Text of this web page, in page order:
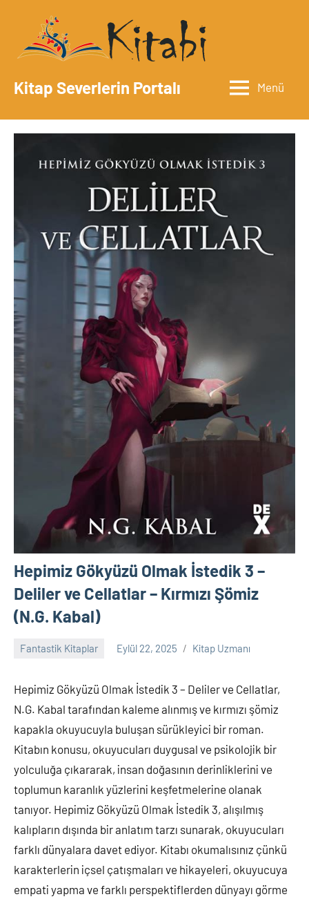
Kitap Severlerin Portalı Menü
Hepimiz Gökyüzü Olmak İstedik 3 –
Deliler ve Cellatlar – Kırmızı Şömiz
(N.G. Kabal)
Fantastik Kitaplar Eylül 22, 2025 Kitap Uzmanı
Hepimiz Gökyüzü Olmak İstedik 3 – Deliler ve Cellatlar,
N.G. Kabal tarafından kaleme alınmış ve kırmızı şömiz
kapakla okuyucuyla buluşan sürükleyici bir roman.
Kitabın konusu, okuyucuları duygusal ve psikolojik bir
yolculuğa çıkararak, insan doğasının derinliklerini ve
toplumun karanlık yüzlerini keşfetmelerine olanak
tanıyor. Hepimiz Gökyüzü Olmak İstedik 3, alışılmış
kalıpların dışında bir anlatım tarzı sunarak, okuyucuları
farklı dünyalara davet ediyor. Kitabı okumalısınız çünkü
karakterlerin içsel çatışmaları ve hikayeleri, okuyucuya
empati yapma ve farklı perspektiflerden dünyayı görme